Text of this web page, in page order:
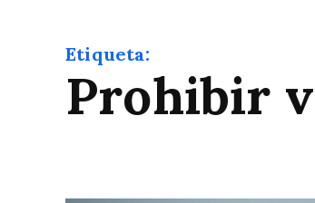
Etiqueta:
Prohibir